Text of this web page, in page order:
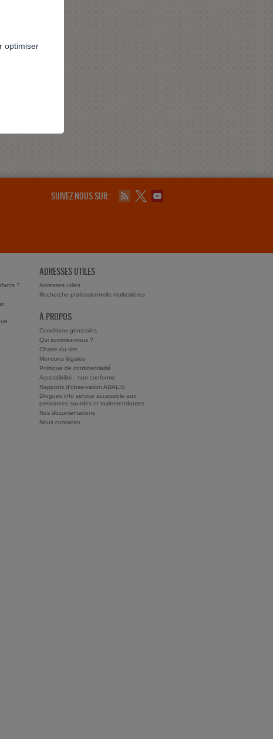
SUIVEZ-NOUS SUR :
?
ADRESSES UTILES
Adresses utiles
Recherche professionnelle multicritères
À PROPOS
Conditions générales
Qui sommes-nous ?
Charte du site
Mentions légales
Politique de confidentialité
Accessibilité : non conforme
Rapports d'observation ADALIS
Drogues info service accessible aux
personnes sourdes et malentendantes
Nos documentations
Nous contacter
optimiser